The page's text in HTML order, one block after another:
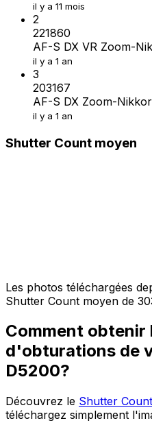
il y a 11 mois
2
221860
AF-S DX VR Zoom-
il y a 1 an
3
203167
AF-S DX Zoom-
il y a 1 an
Shutter Count moyen
Les photos téléchargées
Shutter Count moyen de
Comment obtenir
d'obturations de
D5200?
Découvrez le Shutter
téléchargez simplement